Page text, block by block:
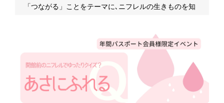
「つながる」ことをテーマに､ニフレルの生きものを知